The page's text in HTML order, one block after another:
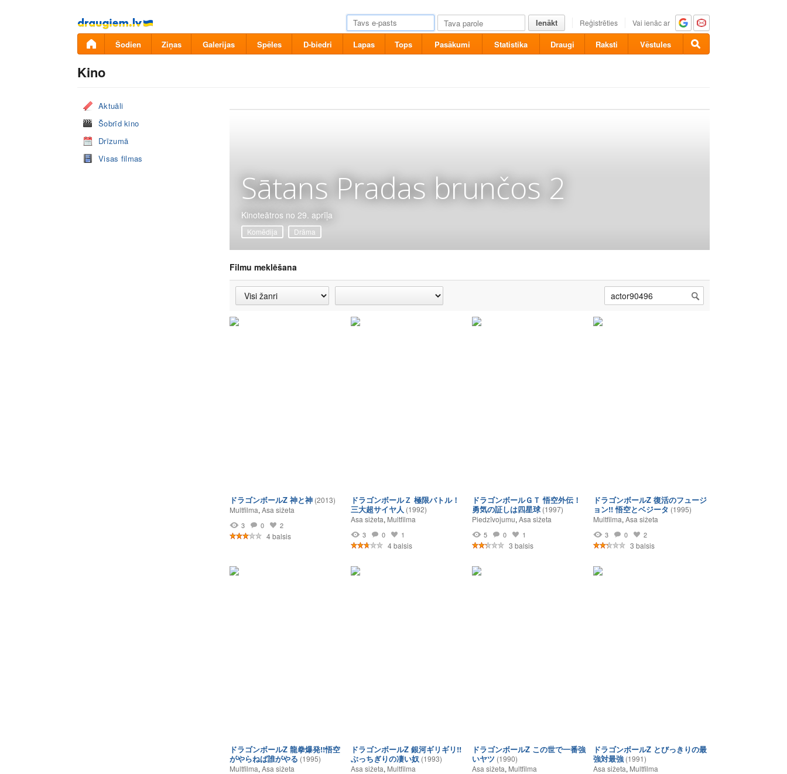
Pāriet
uz
saturu
Ienākt Reģistrēties Vai ienāc ar
Šodien Ziņas Galerijas Spēles D-biedri Lapas Tops Pasākumi Statistika Draugi Raksti Vēstules
Kino
Aktuāli
Šobrīd kino
Drīzumā
Visas filmas
Sātans Pradas brunčos 2
Kinoteātros no 29. aprīļa
Komēdija Drāma
Filmu meklēšana
ドラゴンボールZ 神と神 (2013)
Multfilma, Asa sižeta
3 0 2
4 balsis
ドラゴンボールＺ 極限バトル！
三大超サイヤ人 (1992)
Asa sižeta, Multfilma
3 0 1
4 balsis
ドラゴンボールＧＴ 悟空外伝！
勇気の証しは四星球 (1997)
Piedzīvojumu, Asa sižeta
5 0 1
3 balsis
ドラゴンボールZ 復活のフュージ
ョン!! 悟空とベジータ (1995)
Multfilma, Asa sižeta
3 0 2
3 balsis
ドラゴンボールZ 龍拳爆発!!悟空
がやらねば誰がやる (1995)
Multfilma, Asa sižeta
ドラゴンボールZ 銀河ギリギリ!!
ぶっちぎりの凄い奴 (1993)
Asa sižeta, Multfilma
ドラゴンボールZ この世で一番強
いヤツ (1990)
Asa sižeta, Multfilma
ドラゴンボールZ とびっきりの最
強対最強 (1991)
Asa sižeta, Multfilma